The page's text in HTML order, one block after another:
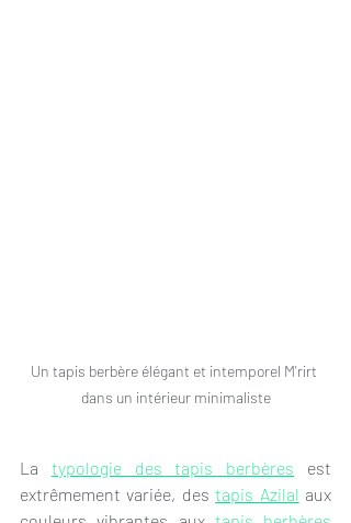
Un tapis berbère élégant et intemporel M'rirt
dans un intérieur minimaliste
La typologie des tapis berbères est
extrêmement variée, des tapis Azilal aux